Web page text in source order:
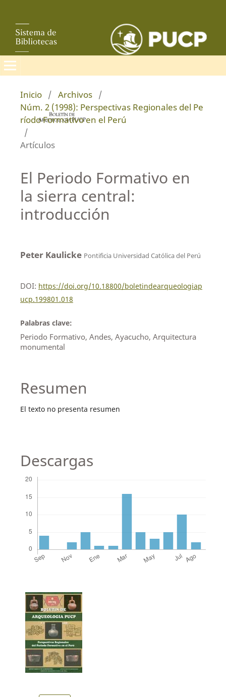
Inicio / Archivos /
Núm. 2 (1998): Perspectivas Regionales del Pe
ríodo Formativo en el Perú
/
Artículos
El Periodo Formativo en
la sierra central:
introducción
Peter Kaulicke Pontificia Universidad Católica del Perú
DOI: https://doi.org/10.18800/boletindearqueologiap
ucp.199801.018
Palabras clave:
Periodo Formativo, Andes, Ayacucho, Arquitectura
monumental
Resumen
El texto no presenta resumen
Descargas